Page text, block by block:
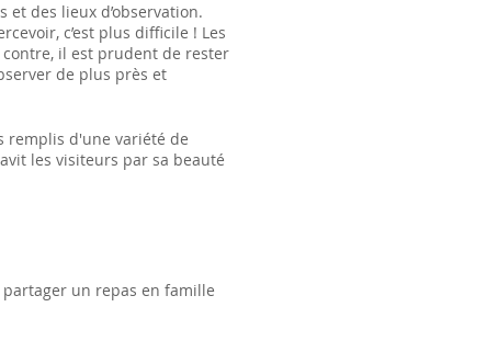
des lieux d’observation.
c’est plus difficile ! Les
il est prudent de rester
de plus près et
remplis d'une variété de
les visiteurs par sa beauté
un repas en famille